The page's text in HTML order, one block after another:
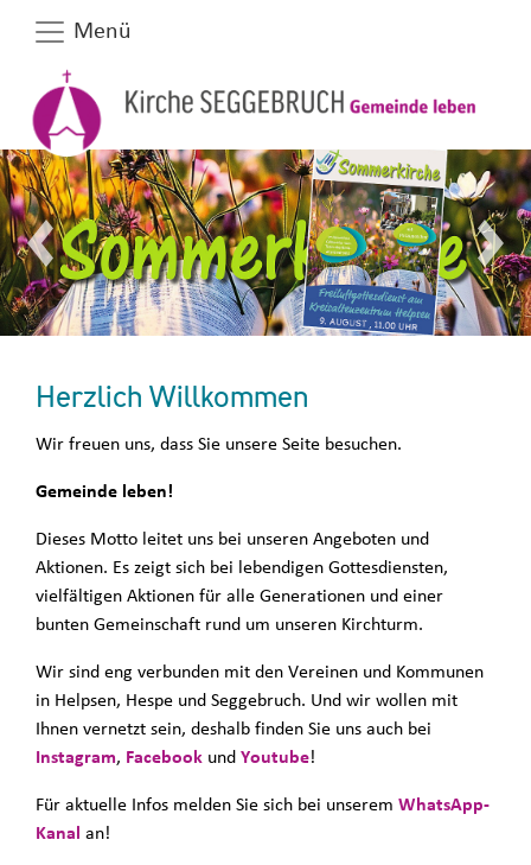
Menü
voriger Artikel
Herzlich Willkommen
Wir freuen uns, dass Sie unsere Seite besuchen.
Gemeinde leben!
Dieses Motto leitet uns bei unseren Angeboten und
Aktionen. Es zeigt sich bei lebendigen Gottesdiensten,
vielfältigen Aktionen für alle Generationen und einer
bunten Gemeinschaft rund um unseren Kirchturm.
Wir sind eng verbunden mit den Vereinen und Kommunen
in Helpsen, Hespe und Seggebruch. Und wir wollen mit
Ihnen vernetzt sein, deshalb finden Sie uns auch bei
Instagram, Facebook und Youtube!
Für aktuelle Infos melden Sie sich bei unserem WhatsApp-
Kanal an!